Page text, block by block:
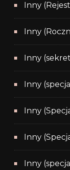
Inny
Inny
Inny
Inny
Inny
Inny
Inny